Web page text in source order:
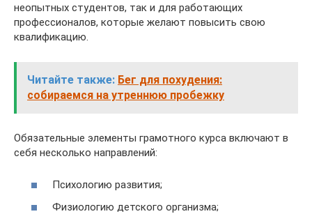
неопытных студентов, так и для работающих
профессионалов, которые желают повысить свою
квалификацию.
Читайте также: Бег для похудения:
собираемся на утреннюю пробежку
Обязательные элементы грамотного курса включают в
себя несколько направлений:
Психологию развития;
Физиологию детского организма;